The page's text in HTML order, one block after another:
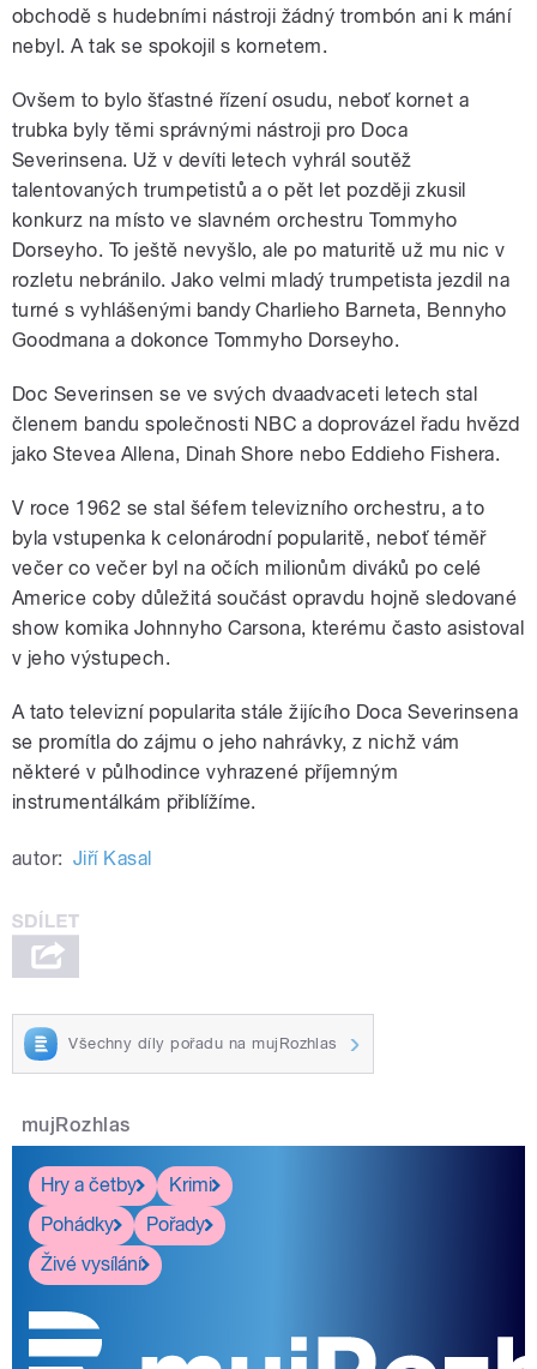
obchodě s hudebními nástroji žádný trombón ani k mání
nebyl. A tak se spokojil s kornetem.
Ovšem to bylo šťastné řízení osudu, neboť kornet a
trubka byly těmi správnými nástroji pro Doca
Severinsena. Už v devíti letech vyhrál soutěž
talentovaných trumpetistů a o pět let později zkusil
konkurz na místo ve slavném orchestru Tommyho
Dorseyho. To ještě nevyšlo, ale po maturitě už mu nic v
rozletu nebránilo. Jako velmi mladý trumpetista jezdil na
turné s vyhlášenými bandy Charlieho Barneta, Bennyho
Goodmana a dokonce Tommyho Dorseyho.
Doc Severinsen se ve svých dvaadvaceti letech stal
členem bandu společnosti NBC a doprovázel řadu hvězd
jako Stevea Allena, Dinah Shore nebo Eddieho Fishera.
V roce 1962 se stal šéfem televizního orchestru, a to
byla vstupenka k celonárodní popularitě, neboť téměř
večer co večer byl na očích milionům diváků po celé
Americe coby důležitá součást opravdu hojně sledované
show komika Johnnyho Carsona, kterému často asistoval
v jeho výstupech.
A tato televizní popularita stále žijícího Doca Severinsena
se promítla do zájmu o jeho nahrávky, z nichž vám
některé v půlhodince vyhrazené příjemným
instrumentálkám přiblížíme.
autor: Jiří Kasal
Všechny díly pořadu na mujRozhlas
mujRozhlas
Hry a četby
Krimi
Pohádky
Pořady
Živé vysílání